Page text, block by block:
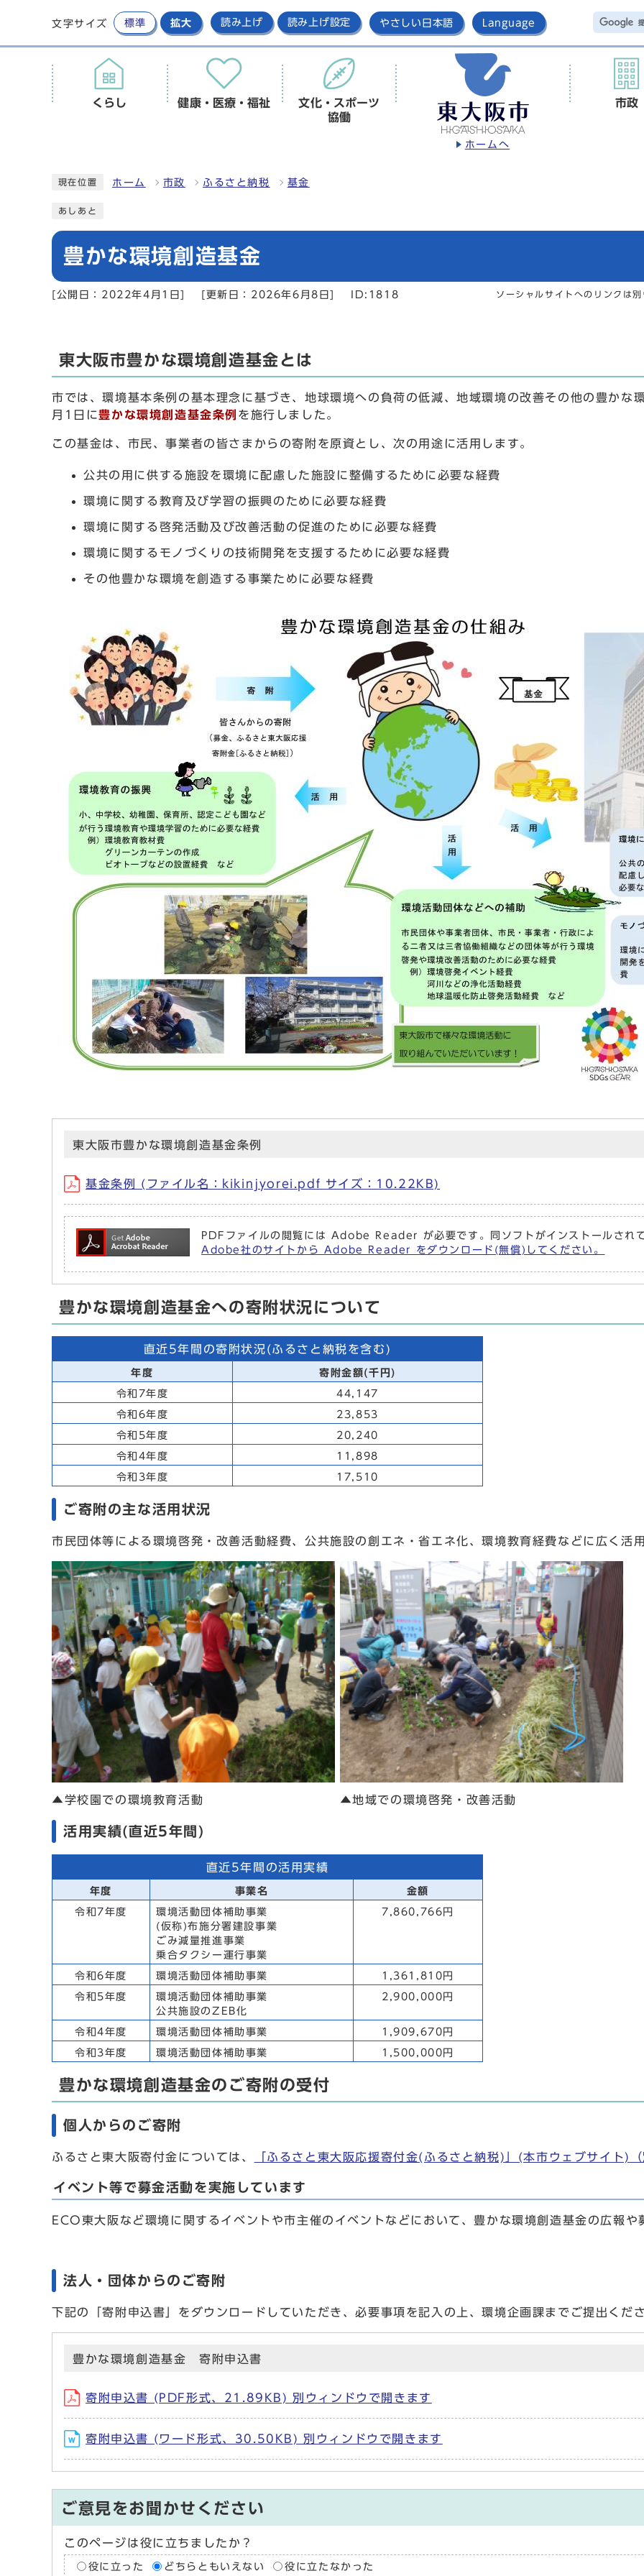
文字サイズ 標準 拡大 読み上げ 読み上げ設定 やさしい日本語 Language
ホームへ
くらし 健康・医療・福祉
文化・スポーツ
協働
市政
現在位置 ホーム 市政 ふるさと納税 基金
あしあと
豊かな環境創造基金
[公開日：2022年4月1日] [更新日：2026年6月8日] ID:1818 ソーシャルサイトへのリンクは
東大阪市豊かな環境創造基金とは
市では、環境基本条例の基本理念に基づき、地球環境への負荷の低減、地域環境の改善その他の豊か
月1日に豊かな環境創造基金条例 を施行しました。
この基金は、市民、事業者の皆さまからの寄附を原資とし、次の用途に活用します。
公共の用に供する施設を環境に配慮した施設に整備するために必要な経費
環境に関する教育及び学習の振興のために必要な経費
環境に関する啓発活動及び改善活動の促進のために必要な経費
環境に関するモノづくりの技術開発を支援するために必要な経費
その他豊かな環境を創造する事業ために必要な経費
東大阪市豊かな環境創造基金条例
基金条例 (ファイル名：kikinjyorei.pdf サイズ：10.22KB)
PDFファイルの閲覧には Adobe Reader が必要です。同ソフトがインストールされて
Adobe社のサイトから Adobe Reader をダウンロード(無償)してください。
豊かな環境創造基金への寄附状況について
直近5年間の寄附状況(ふるさと納税を含む)
年度 寄附金額(千円)
令和7年度 44,147
令和6年度 23,853
令和5年度 20,240
令和4年度 11,898
令和3年度 17,510
ご寄附の主な活用状況
市民団体等による環境啓発・改善活動経費、公共施設の創エネ・省エネ化、環境教育経費などに広く活
▲学校園での環境教育活動 ▲地域での環境啓発・改善活動
活用実績(直近5年間)
直近5年間の活用実績
年度 事業名 金額
令和7年度
環境活動団体補助事業
(仮称)布施分署建設事業
ごみ減量推進事業
乗合タクシー運行事業
7,860,766円
令和6年度 環境活動団体補助事業 1,361,810円
令和5年度
環境活動団体補助事業
公共施設のZEB化
2,900,000円
令和4年度 環境活動団体補助事業 1,909,670円
令和3年度 環境活動団体補助事業 1,500,000円
豊かな環境創造基金のご寄附の受付
個人からのご寄附
ふるさと東大阪寄付金については、 「ふるさと東大阪応援寄付金(ふるさと納税)」(本市ウェブサイト)
イベント等で募金活動を実施しています
ECO東大阪など環境に関するイベントや市主催のイベントなどにおいて、豊かな環境創造基金の広報や
法人・団体からのご寄附
下記の「寄附申込書」をダウンロードしていただき、必要事項を記入の上、環境企画課までご提出くだ
豊かな環境創造基金 寄附申込書
寄附申込書 (PDF形式、21.89KB) 別ウィンドウで開きます
寄附申込書 (ワード形式、30.50KB) 別ウィンドウで開きます
ご意見をお聞かせください
このページは役に立ちましたか？
役に立った どちらともいえない 役に立たなかった